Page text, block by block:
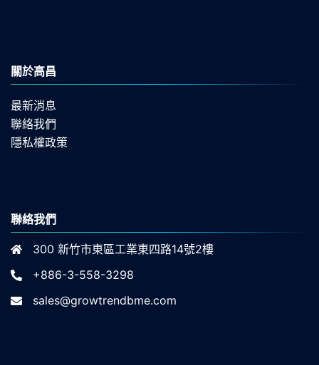
關於高昌
最新消息
聯絡我們
隱私權政策
聯絡我們
300 新竹市東區工業東四路14號2樓
+886-3-558-3298
sales@growtrendbme.com